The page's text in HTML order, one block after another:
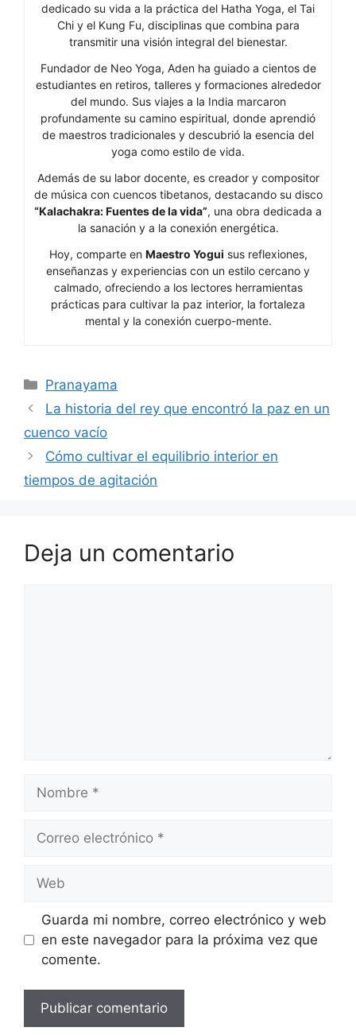
dedicado su vida a la práctica del Hatha Yoga, el Tai
Chi y el Kung Fu, disciplinas que combina para
transmitir una visión integral del bienestar.
Fundador de Neo Yoga, Aden ha guiado a cientos de
estudiantes en retiros, talleres y formaciones alrededor
del mundo. Sus viajes a la India marcaron
profundamente su camino espiritual, donde aprendió
de maestros tradicionales y descubrió la esencia del
yoga como estilo de vida.
Además de su labor docente, es creador y compositor
de música con cuencos tibetanos, destacando su disco
“Kalachakra: Fuentes de la vida”, una obra dedicada a
la sanación y a la conexión energética.
Hoy, comparte en Maestro Yogui sus reflexiones,
enseñanzas y experiencias con un estilo cercano y
calmado, ofreciendo a los lectores herramientas
prácticas para cultivar la paz interior, la fortaleza
mental y la conexión cuerpo-mente.
Categorías
Pranayama
La historia del rey que encontró la paz en un
cuenco vacío
Cómo cultivar el equilibrio interior en
tiempos de agitación
Deja un comentario
electrónico
Guarda mi nombre, correo electrónico y web
en este navegador para la próxima vez que
comente.